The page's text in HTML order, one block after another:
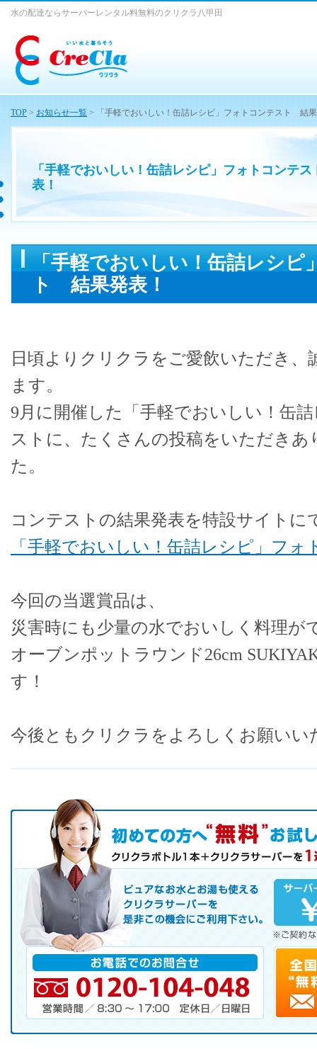
「手軽でおいしい！缶詰レシピ」フォトコンテ
表！
水の配達ならサーバーレンタル料無料のクリクラ八甲田
「手軽でおいしい！缶詰レシピ
ト 結果発表！
日頃よりクリクラをご愛飲いただき
ます。
9月に開催した「手軽でおいしい！缶
ストに、たくさんの投稿をいただき
た。
コンテストの結果発表を特設サイト
「手軽でおいしい！缶詰レシピ」フォ
今回の当選賞品は、
災害時にも少量の水でおいしく料理が
オーブンポットラウンド26cm
す！
今後ともクリクラをよろしくお願いい
初めての方へ キャンペーン実施中！
お気軽にお申し込み下さい。
ピュアなお水とお湯も使えるクリクラサーバーを是非この機会にご
サーバレンタル
ご自宅まで配送
※ご契約なさらなくても結構です。
お電話でのお問合せ
TOP > お知らせ一覧 > 「手軽でおいしい！缶詰レシピ」フォトコンテスト 結